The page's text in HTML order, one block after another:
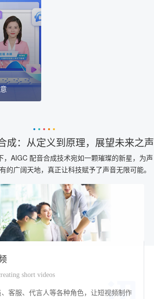
每个创
专注AI
成：从定义到原理，展望未来之声
，AIGC 配音合成技术宛如一颗璀璨的新星，为声
的广阔天地，真正让科技赋予了声音无限可能。
short videos
客服、代言人等各种角色，让短视频制作